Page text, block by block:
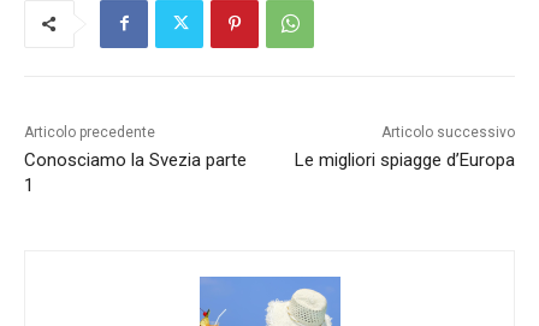
Articolo precedente
Conosciamo la Svezia parte
1
Articolo successivo
Le migliori spiagge d’Europa